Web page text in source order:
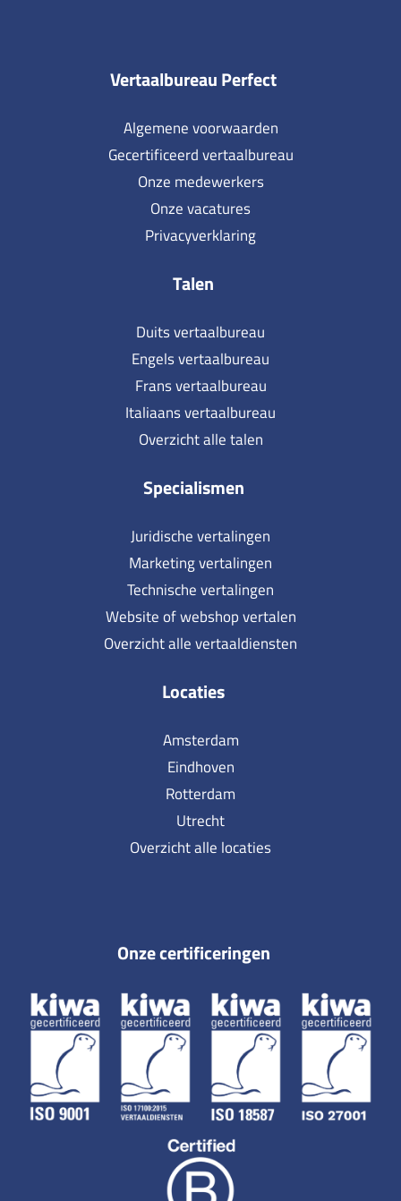
Vertaalbureau Perfect
Algemene voorwaarden
Gecertificeerd vertaalbureau
Onze medewerkers
Onze vacatures
Privacyverklaring
Talen
Duits vertaalbureau
Engels vertaalbureau
Frans vertaalbureau
Italiaans vertaalbureau
Overzicht alle talen
Specialismen
Juridische vertalingen
Marketing vertalingen
Technische vertalingen
Website of webshop vertalen
Overzicht alle vertaaldiensten
Locaties
Amsterdam
Eindhoven
Rotterdam
Utrecht
Overzicht alle locaties
Onze certificeringen